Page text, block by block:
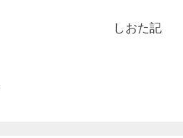
しおた記